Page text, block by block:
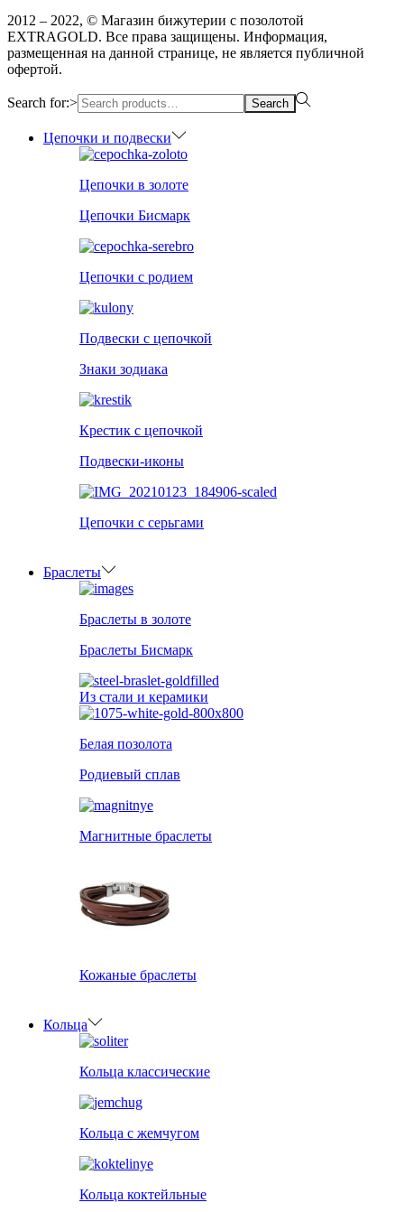
2012 – 2022, © Магазин бижутерии с позолотой
EXTRAGOLD. Все права защищены. Информация,
размещенная на данной странице, не является публичной
офертой.
Search for:> Search
Цепочки и подвески
Цепочки в золоте
Цепочки Бисмарк
Цепочки с родием
Подвески с цепочкой
Знаки зодиака
Крестик с цепочкой
Подвески-иконы
Цепочки с серьгами
Браслеты
Браслеты в золоте
Браслеты Бисмарк
Из стали и керамики
Белая позолота
Родиевый сплав
Магнитные браслеты
Кожаные браслеты
Кольца
Кольца классические
Кольца с жемчугом
Кольца коктейльные